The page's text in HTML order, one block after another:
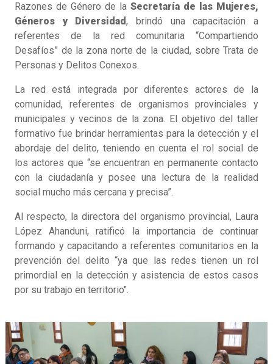
Razones de Género de la Secretaría de las Mujeres,
Géneros y Diversidad, brindó una capacitación a
referentes de la red comunitaria “Compartiendo
Desafíos” de la zona norte de la ciudad, sobre Trata de
Personas y Delitos Conexos.
La red está integrada por diferentes actores de la
comunidad, referentes de organismos provinciales y
municipales y vecinos de la zona. El objetivo del taller
formativo fue brindar herramientas para la detección y el
abordaje del delito, teniendo en cuenta el rol social de
los actores que “se encuentran en permanente contacto
con la ciudadanía y posee una lectura de la realidad
social mucho más cercana y precisa”.
Al respecto, la directora del organismo provincial, Laura
López Ahanduni, ratificó la importancia de continuar
formando y capacitando a referentes comunitarios en la
prevención del delito “ya que las redes tienen un rol
primordial en la detección y asistencia de estos casos
por su trabajo en territorio".